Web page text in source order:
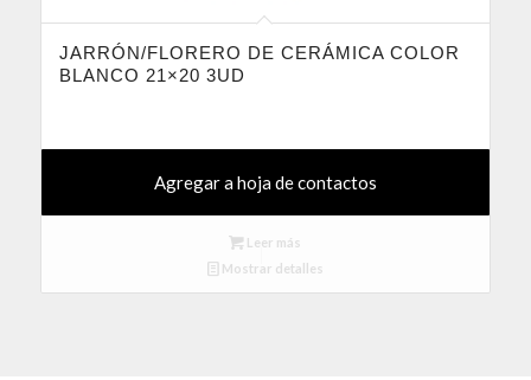
JARRÓN/FLORERO DE CERÁMICA COLOR
BLANCO 21×20 3UD
Agregar a hoja de contactos
Leer más
Mostrar detalles